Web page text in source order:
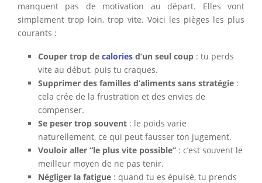
manquent pas de motivation au départ. Elles vont
simplement trop loin, trop vite. Voici les pièges les plus
courants :
Couper trop de calories d’un seul coup : tu perds
vite au début, puis tu craques.
Supprimer des familles d’aliments sans stratégie :
cela crée de la frustration et des envies de
compenser.
Se peser trop souvent : le poids varie
naturellement, ce qui peut fausser ton jugement.
Vouloir aller “le plus vite possible” : c’est souvent le
meilleur moyen de ne pas tenir.
Négliger la fatigue : quand tu es épuisé, tu prends